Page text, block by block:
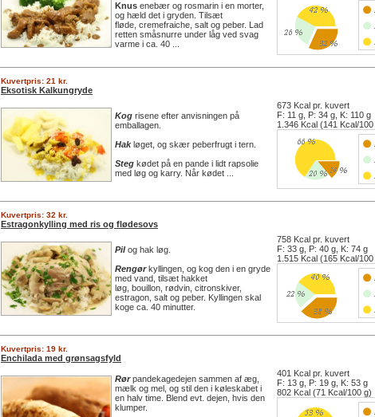
Knus enebær og rosmarin i en morter,
og hæld det i gryden. Tilsæt
fløde, cremefraiche, salt og peber. Lad
retten småsnurre under låg ved svag
varme i ca. 40 ...
Kuvertpris: 21 kr.
Eksotisk Kalkungryde
Kog risene efter anvisningen på
emballagen.
Hakløget, og skær peberfrugt i tern.
Steg kødet på en pande i lidt rapsolie
med løg og karry. Når kødet ...
673 Kcal pr. kuvert
F: 11 g, P: 34 g, K: 110 g
1.346 Kcal (141 Kcal/100
Kuvertpris: 32 kr.
Estragonkylling med ris og flødesovs
Pilog hak løg.
Rengørkyllingen, og kog den i en gryde
med vand, tilsæt hakket
løg, bouillon, rødvin, citronskiver,
estragon, salt og peber. Kyllingen skal
koge ca. 40 minutter.
758 Kcal pr. kuvert
F: 33 g, P: 40 g, K: 74 g
1.515 Kcal (165 Kcal/100
Kuvertpris: 19 kr.
Enchilada med grønsagsfyld
Rørpandekagedejen sammen af æg,
mælk og mel, og stil den i køleskabet i
en halv time. Blend evt. dejen, hvis den
klumper.
401 Kcal pr. kuvert
F: 13 g, P: 19 g, K: 53 g
802 Kcal (71 Kcal/100 g)